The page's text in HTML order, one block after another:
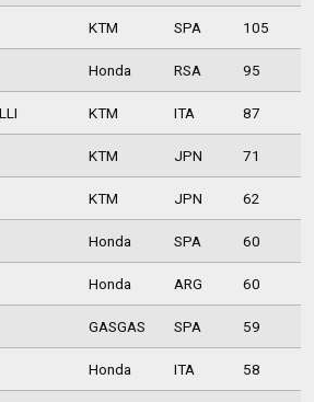
KTM SPA 105
Honda RSA 95
KTM ITA 87
KTM JPN 71
KTM JPN 62
Honda SPA 60
Honda ARG 60
GASGAS SPA 59
Honda ITA 58